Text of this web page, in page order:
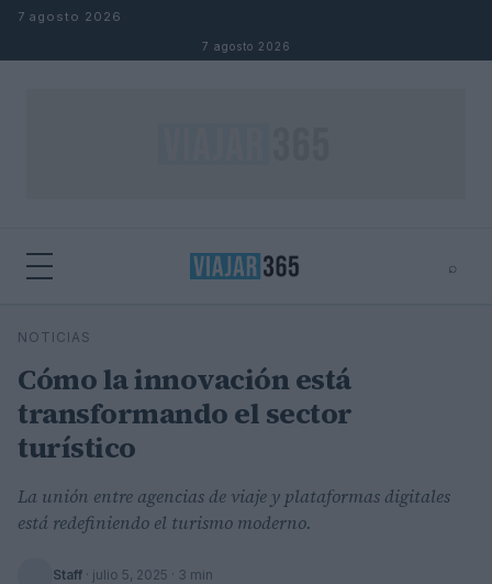
Saltar al contenido
7 agosto 2026
7 agosto 2026
⌕
Buscar
NOTICIAS
Cómo la innovación está
transformando el sector
turístico
La unión entre agencias de viaje y plataformas digitales
está redefiniendo el turismo moderno.
Staff · julio 5, 2025 · 3 min